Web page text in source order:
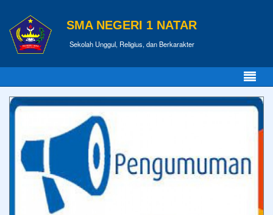
SMA NEGERI 1 NATAR
Sekolah Unggul, Religius, dan Berkarakter